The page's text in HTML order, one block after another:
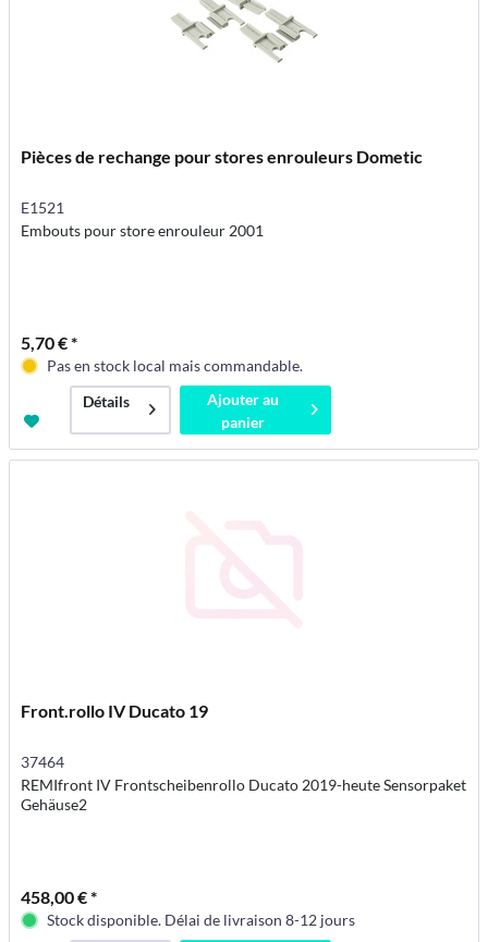
Pièces de rechange pour stores enrouleurs Dometic
E1521
Embouts pour store enrouleur 2001
5,70 € *
Pas en stock local mais commandable.
Détails
Ajouter au
panier
Front.rollo IV Ducato 19
37464
REMIfront IV Frontscheibenrollo Ducato 2019-heute Sensorpaket
Gehäuse2
458,00 € *
Stock disponible. Délai de livraison 8-12 jours